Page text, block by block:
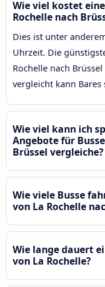
Wie viel kostet
Rochelle nach
Dies ist unter
Uhrzeit. Die
Rochelle nach
vergleicht kann Bares
Wie viel kann ich
Angebote für
Brüssel vergleiche?
Wie viele Busse
von La Rochelle
Wie lange dauert
von La Rochelle?